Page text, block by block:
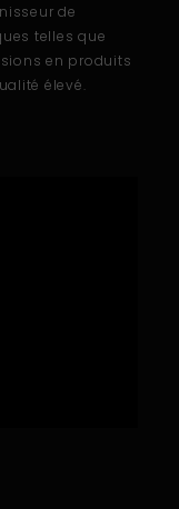
de
telles que
en produits
élevé.